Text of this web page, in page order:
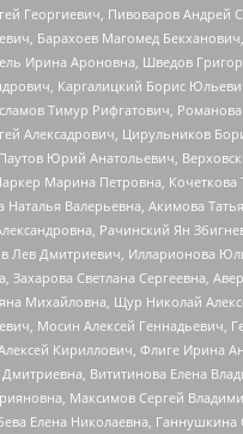
Георгиевич, Пивоваров Андрей
Барахоев Магомед
Ирина Ароновна, Шведов
Каргалицкий Борис
Тимур Рифгатович,
Алексадрович, Цирульников
Юрий Анатольевич,
Марина Петровна, Кочеткова
Валерьевна, Акимова
Рачинский Ян
Лев Дмитриевич, Илларионова
Захарова Светлана Сергеевна,
Михайловна, Щур Николай
Мосин Алексей Геннадьевич,
Кириллович, Флиге Ирина
Вититинова Елена
Максимов Сергей
Елена Николаевна, Ганнушкина